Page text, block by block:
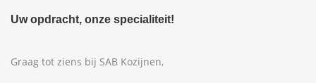
Uw opdracht, onze specialiteit!
Graag tot ziens bij SAB Kozijnen,